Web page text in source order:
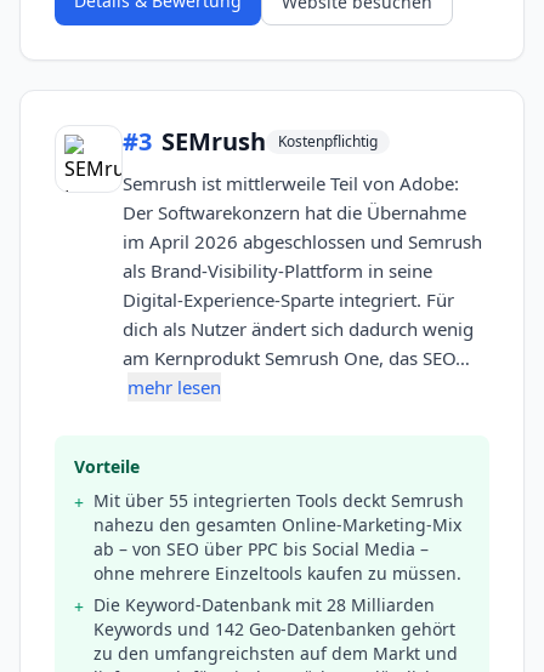
#3 SEMrush Kostenpflichtig
Semrush ist mittlerweile Teil von Adobe:
Der Softwarekonzern hat die Übernahme
im April 2026 abgeschlossen und Semrush
als Brand-Visibility-Plattform in seine
Digital-Experience-Sparte integriert. Für
dich als Nutzer ändert sich dadurch wenig
am Kernprodukt Semrush One, das SEO…
mehr lesen
Vorteile
+ Mit über 55 integrierten Tools deckt Semrush
nahezu den gesamten Online-Marketing-Mix
ab – von SEO über PPC bis Social Media –
ohne mehrere Einzeltools kaufen zu müssen.
+ Die Keyword-Datenbank mit 28 Milliarden
Keywords und 142 Geo-Datenbanken gehört
zu den umfangreichsten auf dem Markt und